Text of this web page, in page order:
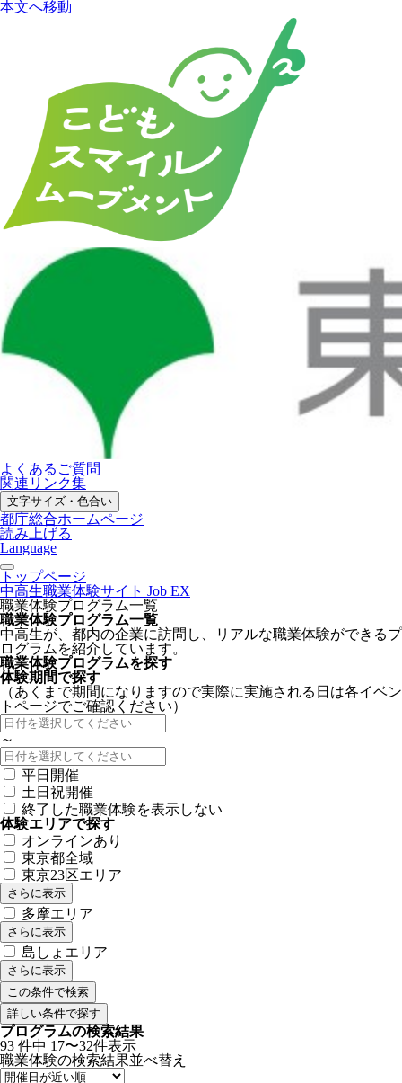
本文へ移動
よくあるご質問
関連リンク集
文字サイズ・色合い
都庁総合ホームページ
読み上げる
Language
トップページ
中高生職業体験サイト Job EX
職業体験プログラム一覧
職業体験プログラム一覧
中高生が、都内の企業に訪問し、リアルな職業体験ができるプ
ログラムを紹介しています。
職業体験プログラムを探す
体験期間で探す
（あくまで期間になりますので実際に実施される日は各イベン
トページでご確認ください）
～
平日開催
土日祝開催
終了した職業体験を表示しない
体験エリアで探す
オンラインあり
東京都全域
東京23区エリア
さらに表示
多摩エリア
さらに表示
島しょエリア
さらに表示
詳しい条件で探す
プログラムの検索結果
93 件中 17〜32件表示
職業体験の検索結果並べ替え